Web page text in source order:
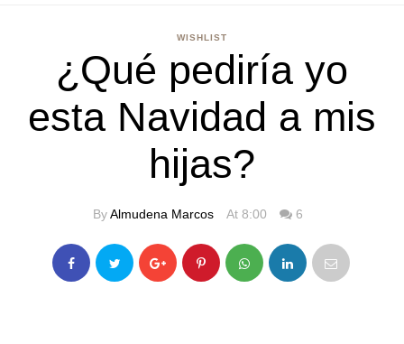
WISHLIST
¿Qué pediría yo
esta Navidad a mis
hijas?
ByAlmudena Marcos At 8:00 6